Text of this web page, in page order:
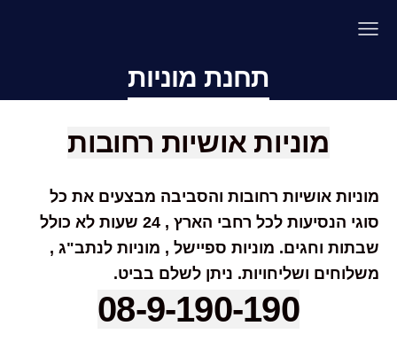
תחנת מוניות
מוניות אושיות רחובות
מוניות אושיות רחובות והסביבה מבצעים את כל
סוגי הנסיעות לכל רחבי הארץ , 24 שעות לא כולל
שבתות וחגים. מוניות ספיישל , מוניות לנתב"ג ,
משלוחים ושליחויות. ניתן לשלם בביט.
08-9-190-190